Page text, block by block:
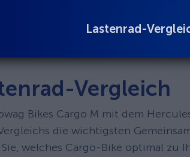
Lastenrad-
Vergleich
Bikes Cargo M mit dem
die wichtigsten
welches Cargo-Bike optimal